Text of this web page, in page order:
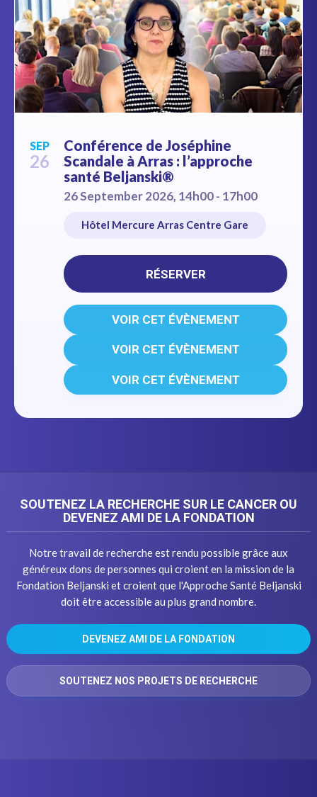
SEP
26
Conférence de Joséphine
Scandale à Arras : l’approche
santé Beljanski®
26 September 2026, 14h00 - 17h00
Hôtel Mercure Arras Centre Gare
RÉSERVER
VOIR CET ÉVÈNEMENT
VOIR CET ÉVÈNEMENT
VOIR CET ÉVÈNEMENT
SOUTENEZ LA RECHERCHE SUR LE CANCER OU
DEVENEZ AMI DE LA FONDATION
Notre travail de recherche est rendu possible grâce aux
généreux dons de personnes qui croient en la mission de la
Fondation Beljanski et croient que l'Approche Santé Beljanski
doit être accessible au plus grand nombre.
DEVENEZ AMI DE LA FONDATION
SOUTENEZ NOS PROJETS DE RECHERCHE